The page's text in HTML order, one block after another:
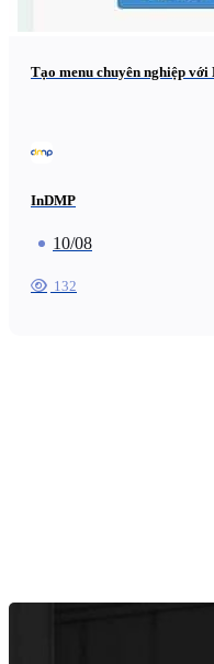
Tạo menu chuyên nghiệp
InDMP
10/08
132